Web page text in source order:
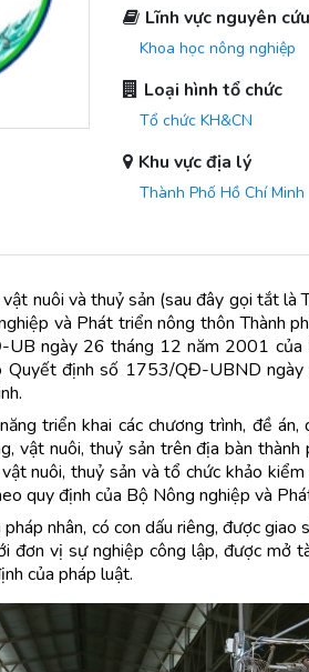
Lĩnh vực nguyên cứu
Khoa học nông nghiệp
Loại hình tổ chức
Tổ chức KH&CN
Khu vực địa lý
Thành Phố Hồ Chí Minh
nuôi và thuỷ sản (sau đây gọi tắt là
và Phát triển nông thôn Thành
ngày 26 tháng 12 năm 2001 của
Quyết định số 1753/QĐ-UBND
triển khai các chương trình, đề
vật nuôi, thuỷ sản trên địa bàn thành
nuôi, thuỷ sản và tổ chức khảo
quy định của Bộ Nông nghiệp và
nhân, có con dấu riêng, được
đơn vị sự nghiệp công lập, được mở
của pháp luật.